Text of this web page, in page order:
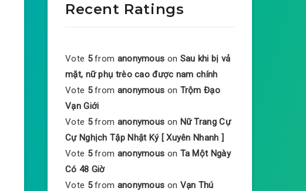
Recent Ratings
Vote 5 from anonymous on Sau khi bị vả
mặt, nữ phụ trèo cao được nam chính
Vote 5 from anonymous on Trộm Đạo
Vạn Giới
Vote 5 from anonymous on Nữ Trang Cự
Cự Nghịch Tập Nhật Ký [ Xuyên Nhanh ]
Vote 5 from anonymous on Ta Một Ngày
Có 48 Giờ
Vote 5 from anonymous on Vạn Thú